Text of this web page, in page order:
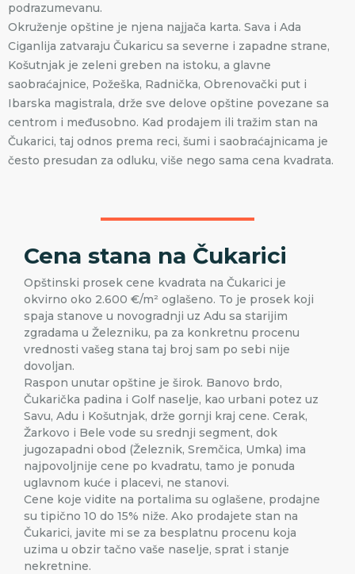
podrazumevanu.
Okruženje opštine je njena najjača karta. Sava i Ada
Ciganlija zatvaraju Čukaricu sa severne i zapadne strane,
Košutnjak je zeleni greben na istoku, a glavne
saobraćajnice, Požeška, Radnička, Obrenovački put i
Ibarska magistrala, drže sve delove opštine povezane sa
centrom i međusobno. Kad prodajem ili tražim stan na
Čukarici, taj odnos prema reci, šumi i saobraćajnicama je
često presudan za odluku, više nego sama cena kvadrata.
Cena stana na Čukarici
Opštinski prosek cene kvadrata na Čukarici je
okvirno oko 2.600 €/m² oglašeno. To je prosek koji
spaja stanove u novogradnji uz Adu sa starijim
zgradama u Železniku, pa za konkretnu procenu
vrednosti vašeg stana taj broj sam po sebi nije
dovoljan.
Raspon unutar opštine je širok. Banovo brdo,
Čukarička padina i Golf naselje, kao urbani potez uz
Savu, Adu i Košutnjak, drže gornji kraj cene. Cerak,
Žarkovo i Bele vode su srednji segment, dok
jugozapadni obod (Železnik, Sremčica, Umka) ima
najpovoljnije cene po kvadratu, tamo je ponuda
uglavnom kuće i placevi, ne stanovi.
Cene koje vidite na portalima su oglašene, prodajne
su tipično 10 do 15% niže. Ako prodajete stan na
Čukarici, javite mi se za besplatnu procenu koja
uzima u obzir tačno vaše naselje, sprat i stanje
nekretnine.